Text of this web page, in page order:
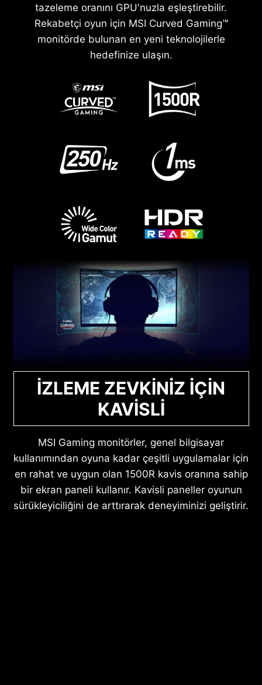
tazeleme oranını GPU'nuzla eşleştirebilir.
Rekabetçi oyun için MSI Curved Gaming™
monitörde bulunan en yeni teknolojilerle
hedefinize ulaşın.
İZLEME ZEVKİNİZ İÇİN
KAVİSLİ
MSI Gaming monitörler, genel bilgisayar
kullanımından oyuna kadar çeşitli uygulamalar için
en rahat ve uygun olan 1500R kavis oranına sahip
bir ekran paneli kullanır. Kavisli paneller oyunun
sürükleyiciliğini de arttırarak deneyiminizi geliştirir.